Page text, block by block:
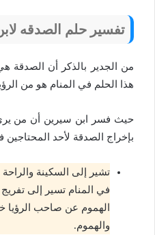
تفسير حلم الصدقه
من الجدير بالذكر أن الصدقة
هذا الحلم في المنام هو من
حيث فسر ابن سيرين أن من
بإخراج الصدقة لأحد المحتاجين
تشير إلى السكينة
في المنام تسير إلى
الهموم عن صاحب الرؤيا
والهموم.